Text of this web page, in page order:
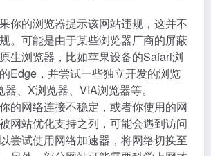
果你的浏览器提示该网站违规，这并不
。可能是由于某些浏览器厂商的屏蔽
生浏览器，比如苹果设备的Safari浏
Edge，并尝试一些独立开发的浏览
、X浏览器、VIA浏览器等。
你的网络连接不稳定，或者你使用的网
网站优化支持之列，可能会遇到访问
尝试使用网络加速器，将网络切换至